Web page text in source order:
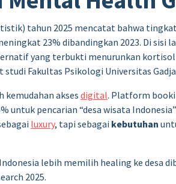
tahun 2025 mencatat bahwa
23% dibandingkan 2023. Di sisi
yang terbukti menurunkan
Fakultas Psikologi Universitas
kemudahan aksesdigital. Platform
untuk pencarian “desa wisata Indonesia”
luxury, tapi sebagai kebutuhan
lebih memilih healing ke desa
2025.